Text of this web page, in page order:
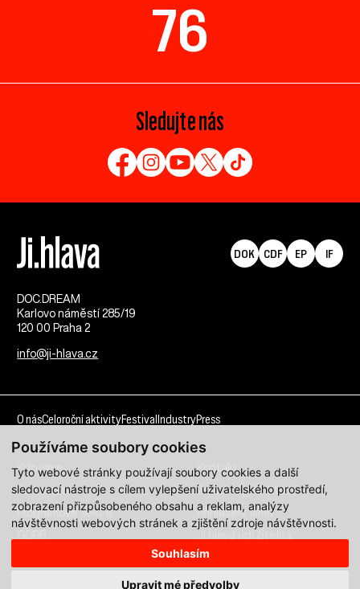
Používáme soubory cookies
Tyto webové stránky používají soubory cookies a další
sledovací nástroje s cílem vylepšení uživatelského prostředí,
zobrazení přizpůsobeného obsahu a reklam, analýzy
návštěvnosti webových stránek a zjištění zdroje návštěvnosti.
Souhlasím
Upravit mé předvolby
76
Sledujte nás
DOC.DREAM​
Karlovo náměstí 285/19
120 00 Praha 2
info@ji-hlava.cz
DOK CDF EP IF
O násCeloroční aktivityFestival IndustryPress
Kdo jsme
Kontakt
Partnerství
Pracovní příležitosti
Programové sekce
Přihlášení filmu
Všechna práva vyhrazena DOC.DREAM services s. r. o.